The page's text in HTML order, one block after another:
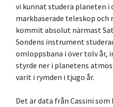
vi kunnat studera planeten i
markbaserade teleskop och
kommit absolut närmast
Sondens instrument
omloppsbana i över tolv år,
styrde ner i planetens
varit i rymden i tjugo år.
Det är data från Cassini